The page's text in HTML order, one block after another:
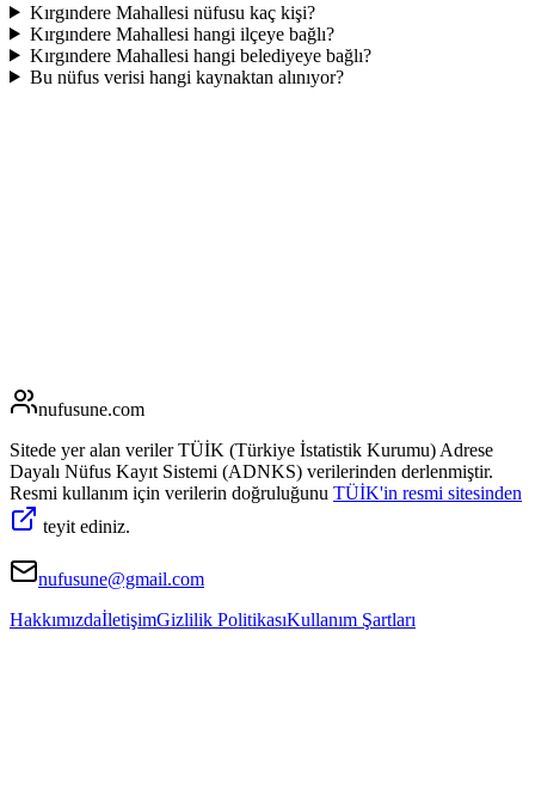
Kırgındere Mahallesi nüfusu kaç kişi?
Kırgındere Mahallesi hangi ilçeye bağlı?
Kırgındere Mahallesi hangi belediyeye bağlı?
Bu nüfus verisi hangi kaynaktan alınıyor?
nufusune.com
Sitede yer alan veriler TÜİK (Türkiye İstatistik Kurumu) Adrese
Dayalı Nüfus Kayıt Sistemi (ADNKS) verilerinden derlenmiştir.
Resmi kullanım için verilerin doğruluğunu TÜİK'in resmi sitesinden
teyit ediniz.
nufusune@gmail.com
HakkımızdaİletişimGizlilik PolitikasıKullanım Şartları